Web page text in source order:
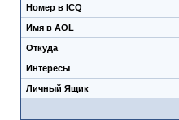
Номер в ICQ
Имя в AOL
Откуда
Интересы
Личный Ящик